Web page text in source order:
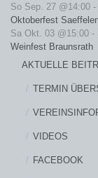
So Sep. 27 @14:00 -
Oktoberfest
Sa Okt. 03 @15:00 -
Weinfest Braunsrath
AKTUELLE
TERMIN
VIDEOS
FACEBOOK